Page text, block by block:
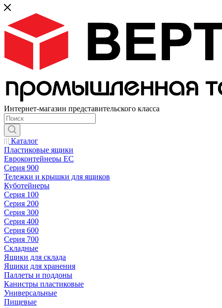
Интернет-магазин представительского класса
Каталог
Пластиковые ящики
Евроконтейнеры ЕС
Серия 900
Тележки и крышки для ящиков
Куботейнеры
Серия 100
Серия 200
Серия 300
Серия 400
Серия 600
Серия 700
Складные
Ящики для склада
Ящики для хранения
Паллеты и поддоны
Канистры пластиковые
Универсальные
Пищевые